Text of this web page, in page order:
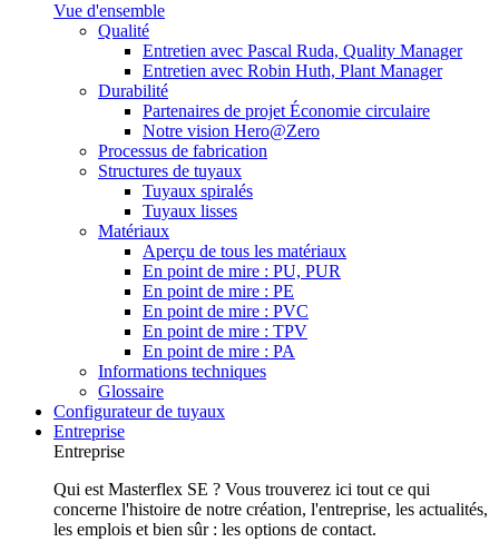
Vue d'ensemble
Qualité
Entretien avec Pascal Ruda, Quality Manager
Entretien avec Robin Huth, Plant Manager
Durabilité
Partenaires de projet Économie circulaire
Notre vision Hero@Zero
Processus de fabrication
Structures de tuyaux
Tuyaux spiralés
Tuyaux lisses
Matériaux
Aperçu de tous les matériaux
En point de mire : PU, PUR
En point de mire : PE
En point de mire : PVC
En point de mire : TPV
En point de mire : PA
Informations techniques
Glossaire
Configurateur de tuyaux
Entreprise
Entreprise
Qui est Masterflex SE ? Vous trouverez ici tout ce qui
concerne l'histoire de notre création, l'entreprise, les actualités,
les emplois et bien sûr : les options de contact.